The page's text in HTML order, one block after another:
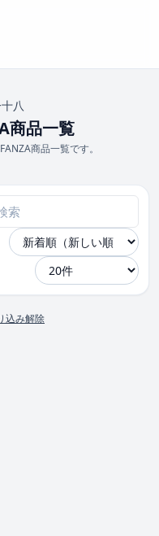
八
商品一覧
商品一覧です。
込み解除